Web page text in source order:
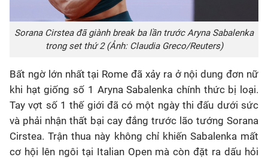
Sorana Cirstea đã giành break ba lần trước Aryna Sabalenka
trong set thứ 2 (Ảnh: Claudia Greco/Reuters)
Bất ngờ lớn nhất tại Rome đã xảy ra ở nội dung đơn nữ
khi hạt giống số 1 Aryna Sabalenka chính thức bị loại.
Tay vợt số 1 thế giới đã có một ngày thi đấu dưới sức
và phải nhận thất bại cay đắng trước lão tướng Sorana
Cirstea. Trận thua này không chỉ khiến Sabalenka mất
cơ hội lên ngôi tại Italian Open mà còn đặt ra dấu hỏi